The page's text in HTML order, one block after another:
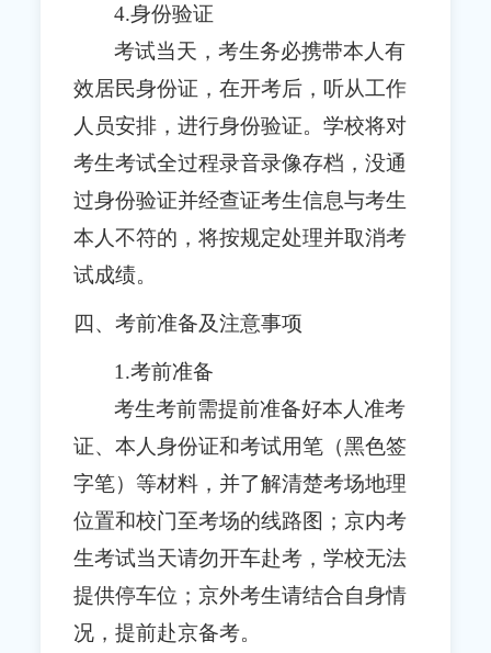
4.身份验证
考试当天，考生务必携带本人有
效居民身份证，在开考后，听从工作
人员安排，进行身份验证。学校将对
考生考试全过程录音录像存档，没通
过身份验证并经查证考生信息与考生
本人不符的，将按规定处理并取消考
试成绩。
四、考前准备及注意事项
1.考前准备
考生考前需提前准备好本人准考
证、本人身份证和考试用笔（黑色签
字笔）等材料，并了解清楚考场地理
位置和校门至考场的线路图；京内考
生考试当天请勿开车赴考，学校无法
提供停车位；京外考生请结合自身情
况，提前赴京备考。